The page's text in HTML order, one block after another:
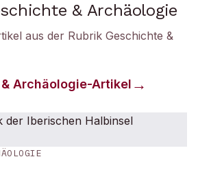
& Archäologie
aus der Rubrik Geschichte &
Archäologie-Artikel